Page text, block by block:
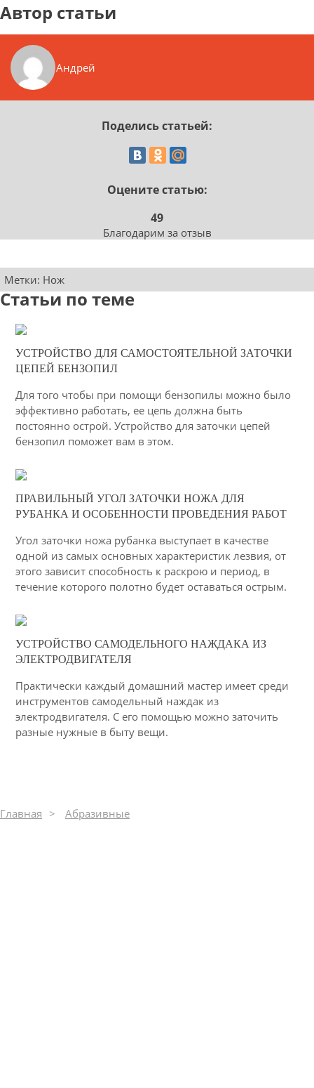
Автор статьи
Андрей
Поделись статьей:
Оцените статью:
49
Благодарим за отзыв
Метки: Нож
Статьи по теме
21
УСТРОЙСТВО ДЛЯ САМОСТОЯТЕЛЬНОЙ ЗАТОЧКИ
ЦЕПЕЙ БЕНЗОПИЛ
Для того чтобы при помощи бензопилы можно было
эффективно работать, ее цепь должна быть
постоянно острой. Устройство для заточки цепей
бензопил поможет вам в этом.
32
ПРАВИЛЬНЫЙ УГОЛ ЗАТОЧКИ НОЖА ДЛЯ
РУБАНКА И ОСОБЕННОСТИ ПРОВЕДЕНИЯ РАБОТ
Угол заточки ножа рубанка выступает в качестве
одной из самых основных характеристик лезвия, от
этого зависит способность к раскрою и период, в
течение которого полотно будет оставаться острым.
26
УСТРОЙСТВО САМОДЕЛЬНОГО НАЖДАКА ИЗ
ЭЛЕКТРОДВИГАТЕЛЯ
Практически каждый домашний мастер имеет среди
инструментов самодельный наждак из
электродвигателя. С его помощью можно заточить
разные нужные в быту вещи.
Главная Абразивные